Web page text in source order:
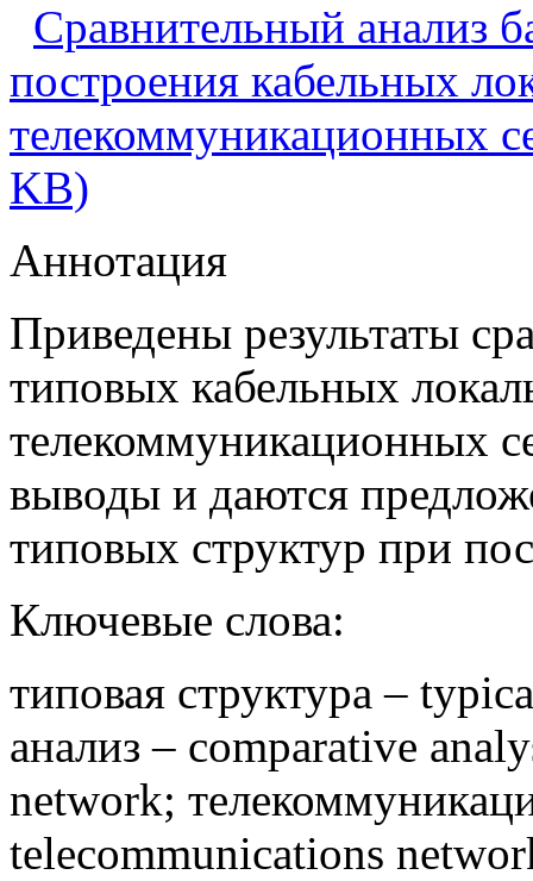
Сравнительный анализ
построения кабельных
телекоммуникационных
KB)
Аннотация
Приведены результаты
типовых кабельных
телекоммуникационных
выводы и даются
типовых структур при
Ключевые слова:
типовая структура –
анализ – comparative
network;
telecommunications